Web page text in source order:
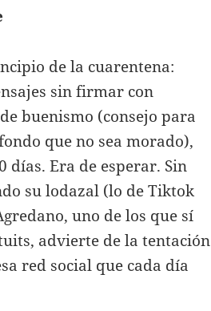
de la cuarentena:
sin firmar con
buenismo (consejo para
que no sea morado),
días. Era de esperar. Sin
su lodazal (lo de Tiktok
uno de los que sí
advierte de la tentación
red social que cada día